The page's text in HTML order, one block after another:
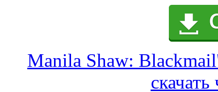
Manila Shaw:
скачать